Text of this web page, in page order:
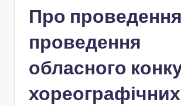
р
н
а
ц
і
Про проведення
проведення
обласного
хореографічних